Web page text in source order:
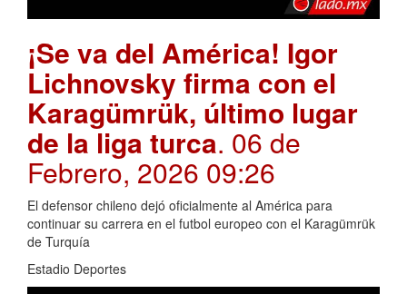
¡Se va del América! Igor
Lichnovsky firma con el
Karagümrük, último lugar
de la liga turca. 06 de
Febrero, 2026 09:26
El defensor chileno dejó oficialmente al América para
continuar su carrera en el futbol europeo con el Karagümrük
de Turquía
Estadio Deportes